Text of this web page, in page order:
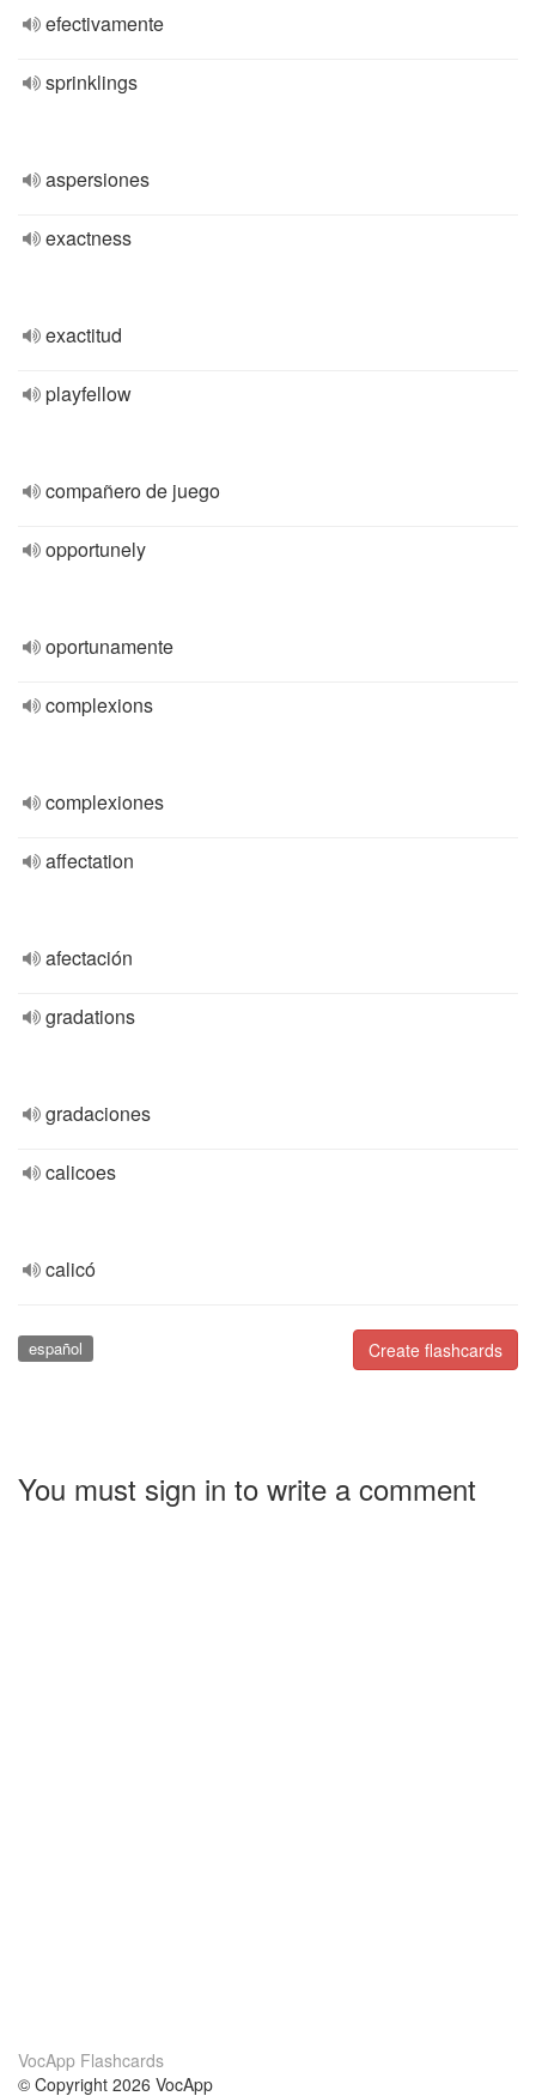
efectivamente
sprinklings
aspersiones
exactness
exactitud
playfellow
compañero de juego
opportunely
oportunamente
complexions
complexiones
affectation
afectación
gradations
gradaciones
calicoes
calicó
Create flashcards
español
You must sign in to write a comment
VocApp Flashcards
© Copyright 2026 VocApp